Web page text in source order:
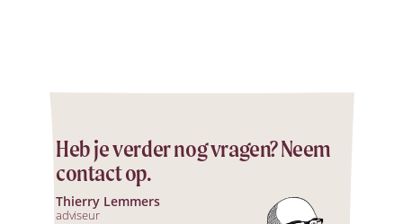
Heb je verder nog vragen? Neem
contact op.
Thierry Lemmers
adviseur